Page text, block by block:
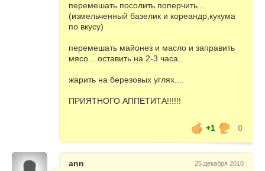
перемешать посолить поперчить ..
(измельченный базелик и кореандр,кукума
по вкусу)
перемешать майонез и масло и заправить
мясо... оставить на 2-3 часа..
жарить на березовых углях....
ПРИЯТНОГО АППЕТИТА!!!!!!
+1 0
ann 25 декабря 2010